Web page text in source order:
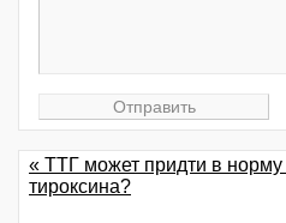
« ТТГ может придти в
тироксина?